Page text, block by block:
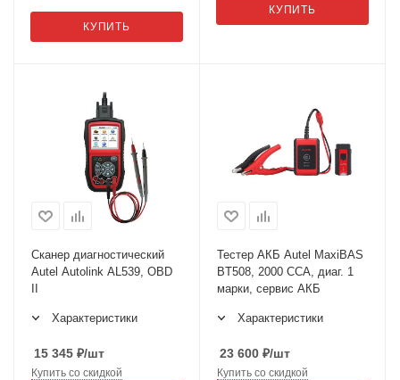
КУПИТЬ
КУПИТЬ
Сканер диагностический
Autel Autolink AL539, OBD
Характеристики
15 345 ₽/шт
Купить со скидкой
Тестер АКБ Autel MaxiBAS
BT508, 2000 CCA, диаг. 1
марки, сервис АКБ
Характеристики
23 600 ₽/шт
Купить со скидкой